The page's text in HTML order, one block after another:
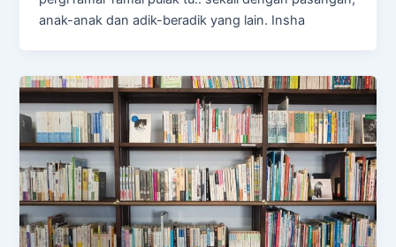
anak-anak dan adik-beradik yang lain. Insha